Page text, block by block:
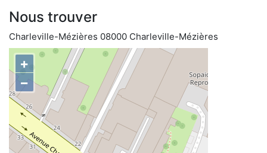
Nous trouver
Charleville-Mézières 08000 Charleville-Mézières
+
−